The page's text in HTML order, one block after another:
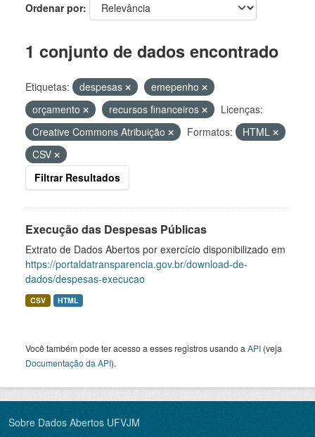
Ordenar por
1 conjunto de dados encontrado
Etiquetas: despesas
emepenho
orçamento
recursos financeiros
Licenças:
Creative Commons Atribuição
Formatos:
HTML
CSV
Filtrar Resultados
Execução das Despesas Públicas
Extrato de Dados Abertos por exercício disponibilizado em
https://portaldatransparencia.gov.br/download-de-
dados/despesas-execucao
CSV HTML
Você também pode ter acesso a esses registros usando a API (veja
Documentação da API).
Sobre Dados Abertos UFVJM